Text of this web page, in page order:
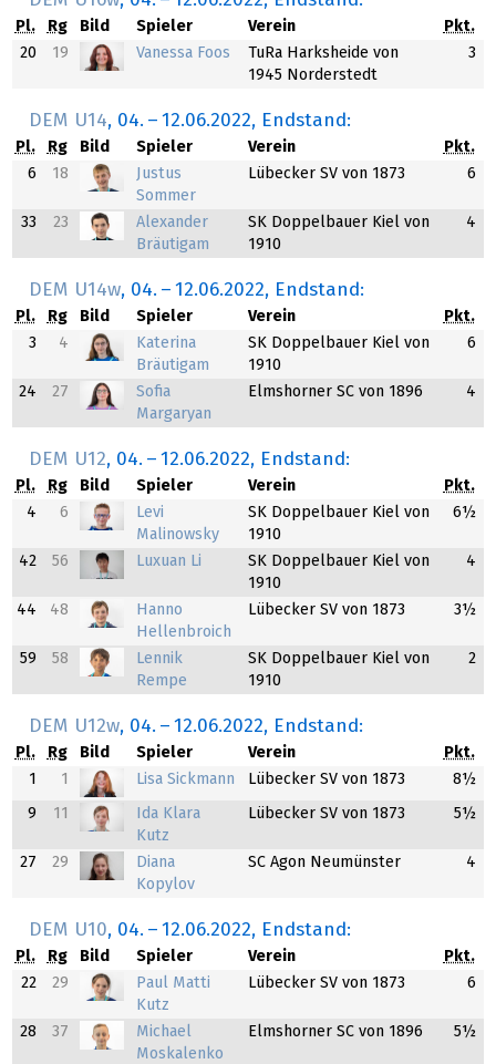
Pl. Rg Bild Spieler Verein
Pkt.
20
19 Vanessa Foos
TuRa Harksheide von
1945 Norderstedt
3
DEM U14, 04. – 12.06.2022, Endstand:
Pl. Rg Bild Spieler Verein
Pkt.
6
18
Justus
Sommer
Lübecker SV von 1873 6
33 23
Alexander
Bräutigam
SK Doppelbauer Kiel von
1910
4
DEM U14w, 04. – 12.06.2022, Endstand:
Pl. Rg Bild Spieler Verein
Pkt.
3
4
Katerina
Bräutigam
SK Doppelbauer Kiel von
1910
6
24 27
Sofia
Margaryan
Elmshorner SC von 1896 4
DEM U12, 04. – 12.06.2022, Endstand:
Pl. Rg Bild Spieler Verein
Pkt.
4
6
Levi
Malinowsky
SK Doppelbauer Kiel von
1910
6½
42 56 Luxuan Li
SK Doppelbauer Kiel von
1910
4
44 48
Hanno
Hellenbroich
Lübecker SV von 1873 3½
59 58
Lennik
Rempe
SK Doppelbauer Kiel von
1910
2
DEM U12w, 04. – 12.06.2022, Endstand:
Pl. Rg Bild Spieler Verein
Pkt.
1
1 Lisa Sickmann Lübecker SV von 1873 8½
9 11
Ida Klara
Kutz
Lübecker SV von 1873 5½
27 29
Diana
Kopylov
SC Agon Neumünster 4
DEM U10, 04. – 12.06.2022, Endstand:
Pl. Rg Bild Spieler Verein
Pkt.
22
29
Paul Matti
Kutz
Lübecker SV von 1873 6
28 37
Michael
Moskalenko
Elmshorner SC von 1896 5½